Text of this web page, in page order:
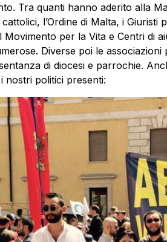
Tra quanti hanno aderito alla
l’Ordine di Malta, i Giuristi
Movimento per la Vitae Centri di
Diverse poi le
di diocesi e parrochie.
nostri politici presenti: